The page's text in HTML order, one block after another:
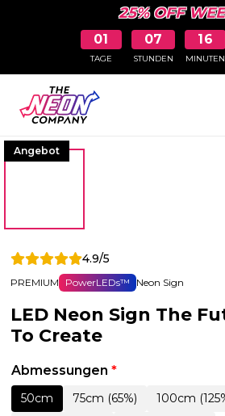
25% OFF
01
TAGE
07
STUNDEN
16
MINUTEN
Angebot
4.9/5
PREMIUM PowerLEDs™ Neon Sign
LED Neon Sign The
To Create
Abmessungen *
50cm 75cm (65%) 100cm